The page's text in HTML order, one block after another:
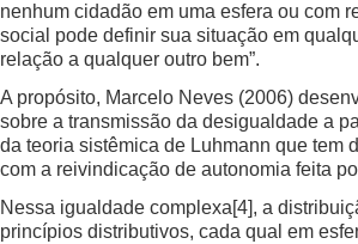
nenhum cidadão em uma esfera ou com
social pode definir sua situação em
relação a qualquer outro bem”.
A propósito, Marcelo Neves (2006)
sobre a transmissão da desigualdade a
da teoria sistêmica de Luhmann que tem
com a reivindicação de autonomia feita
Nessa igualdade complexa[4], a
princípios distributivos, cada qual em